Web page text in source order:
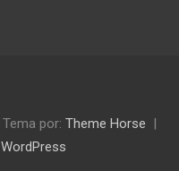
Tema por: Theme Horse
WordPress